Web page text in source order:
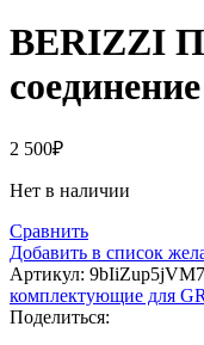
BERIZZI
2 500₽
Нет в наличии
Сравнить
Добавить в список
Артикул:
комплектующие для
Поделиться: